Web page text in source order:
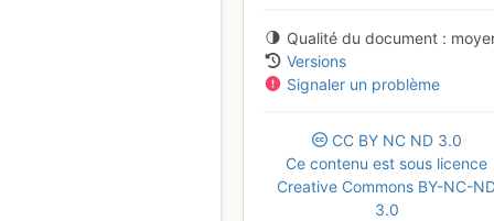
Qualité du document
Versions
Signaler un problème
CC BY NC ND 3.0
Ce contenu est sous licence
Creative Commons BY-NC-
3.0